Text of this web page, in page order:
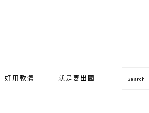
好用軟體 就是要出國 Search